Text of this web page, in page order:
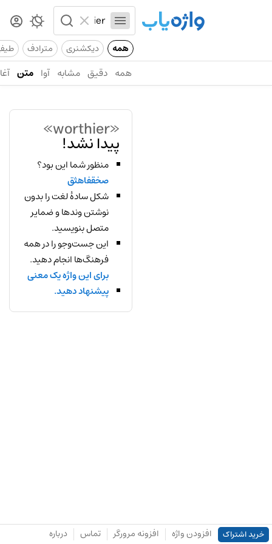
همه دیکشنری مترادف
همه دقیق مشابه آوا متن
«worthier»
پیدا نشد!
منظور شما این بود؟
صخقفاهثق
شکل سادهٔ لغت را بدون
نوشتن وندها و ضمایر
متصل بنویسید.
این جست‌وجو را در همه
فرهنگ‌ها انجام دهید.
برای این واژه یک معنی
پیشنهاد دهید.
خرید اشتراک افزودن واژه افزونه مرورگر تماس درباره